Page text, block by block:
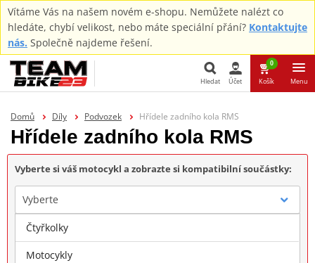
Vítáme Vás na našem novém e-shopu. Nemůžete nalézt co
hledáte, chybí velikost, nebo máte speciální přání? Kontaktujte
nás. Společně najdeme řešení.
Hledat Účet
0
Košík Menu
Domů Díly Podvozek Hřídele zadního kola RMS
Hřídele zadního kola RMS
Vyberte si váš motocykl a zobrazte si kompatibilní součástky:
Vyberte
Značka
Čtyřkolky
Motocykly